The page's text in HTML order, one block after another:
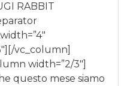
RABBIT
vc_column]
width=”2/3″]
questo mese siamo